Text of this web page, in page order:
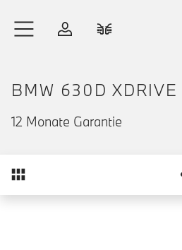
Anmelden
BMW 630D XDRIVE
12 Monate Garantie